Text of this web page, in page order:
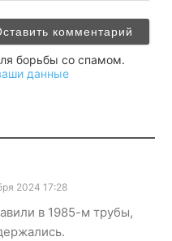
борьбы со спамом.
данные
2024 17:28
в 1985-м трубы,